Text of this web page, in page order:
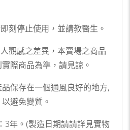
刻停止使用，並請教醫生。
觀感之差異，本賣場之商品
際商品為準，請見諒。
保存在一個通風良好的地方,
避免變質。
3年。(製造日期請請詳見實物